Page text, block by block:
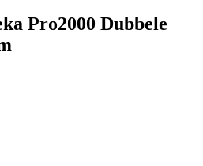
Pro2000 Dubbele